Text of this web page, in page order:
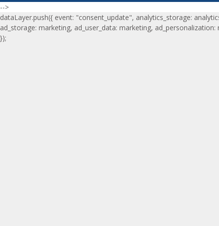
-->
dataLayer.push({ event: "consent_update", analytics_storage:
ad_storage: marketing, ad_user_data: marketing, ad_personalization:
});